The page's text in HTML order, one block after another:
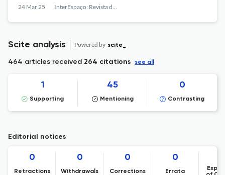
24 Mar 25 InterEspaço: Revista de Geografia e Interdisciplinaridade
Scite analysis Powered by scite_
464 articles received 264 citations see all
1
Supporting
45
Mentioning
0
Contrasting
Editorial notices
0
Retractions
0
Withdrawals
0
Corrections
0
Errata